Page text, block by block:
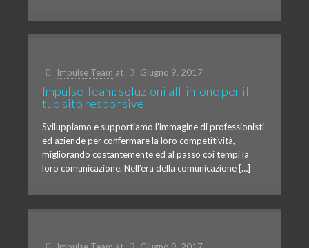
Impulse Team at Giugno 9, 2017
Impulse Team: soluzioni all-in-one per il
tuo sito responsive
Sviluppiamo e supportiamo l’immagine di professionisti
ed aziende per confermare la loro competitività,
migliorando costantemente ed al passo coi tempi la
loro comunicazione. Nell’era della comunicazione […]